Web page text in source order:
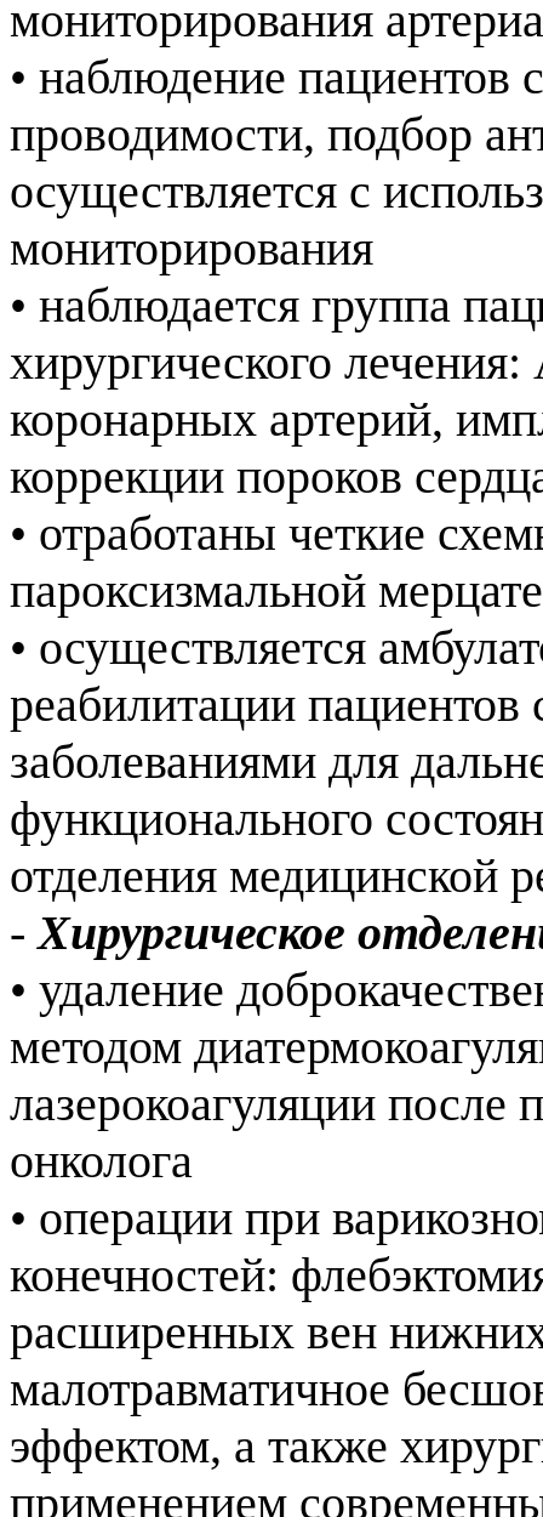
мониторирования
• наблюдение
проводимости, подбор
осуществляется с
мониторирования
• наблюдается группа
хирургического
коронарных артерий,
коррекции пороков
• отработаны четкие
пароксизмальной
• осуществляется
реабилитации
заболеваниями для
функционального
отделения медицинской
-Хирургическое
• удаление
методом
лазерокоагуляции после
онколога
• операции при
конечностей:
расширенных вен
малотравматичное
эффектом, а также
применением